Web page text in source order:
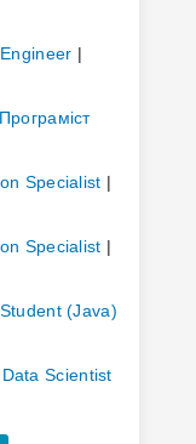
|
Програміст
Specialist |
Specialist |
(Java)
Data Scientist